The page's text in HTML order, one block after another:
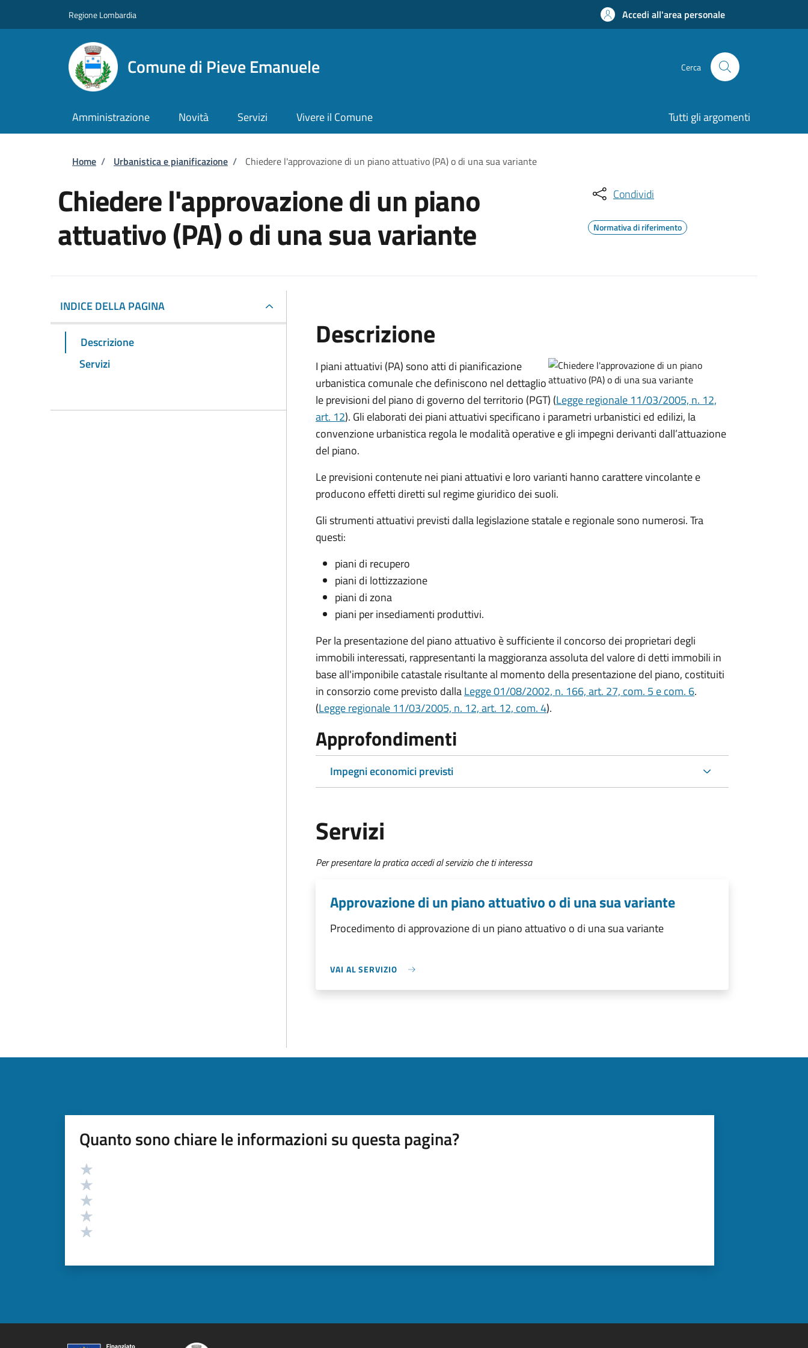
Regione Lombardia Accedi all'area personale
Comune di Pieve Emanuele Cerca
Amministrazione Novità Servizi Vivere il Comune Tutti gli argomenti
Briciole di pane
Home / Urbanistica e pianificazione / Chiedere l'approvazione di un piano attuativo (PA) o di una sua variante
Chiedere l'approvazione di un piano
attuativo (PA) o di una sua variante
Condividi
Normativa di riferimento
INDICE DELLA PAGINA
Descrizione
Servizi
Descrizione
I piani attuativi (PA) sono atti di pianificazione
urbanistica comunale che definiscono nel dettaglio
le previsioni del piano di governo del territorio (PGT) (Legge regionale 11/03/2005, n. 12,
art. 12). Gli elaborati dei piani attuativi specificano i parametri urbanistici ed edilizi, la
convenzione urbanistica regola le modalità operative e gli impegni derivanti dall’attuazione
del piano.
Le previsioni contenute nei piani attuativi e loro varianti hanno carattere vincolante e
producono effetti diretti sul regime giuridico dei suoli.
Gli strumenti attuativi previsti dalla legislazione statale e regionale sono numerosi. Tra
questi:
piani di recupero
piani di lottizzazione
piani di zona
piani per insediamenti produttivi.
Per la presentazione del piano attuativo è sufficiente il concorso dei proprietari degli
immobili interessati, rappresentanti la maggioranza assoluta del valore di detti immobili in
base all'imponibile catastale risultante al momento della presentazione del piano, costituiti
in consorzio come previsto dallaLegge 01/08/2002, n. 166, art. 27, com. 5 e com. 6.
(Legge regionale 11/03/2005, n. 12, art. 12, com. 4).
Approfondimenti
Impegni economici previsti
Servizi
Per presentare la pratica accedi al servizio che ti interessa
Approvazione di un piano attuativo o di una sua variante
Procedimento di approvazione di un piano attuativo o di una sua variante
VAI AL SERVIZIO
Quanto sono chiare le informazioni su questa pagina?
Valutazione